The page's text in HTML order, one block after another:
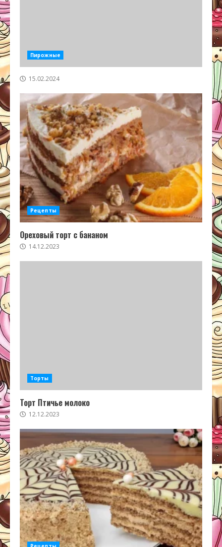
Пирожные
15.02.2024
Рецепты
Ореховый торт с бананом
14.12.2023
Торты
Торт Птичье молоко
12.12.2023